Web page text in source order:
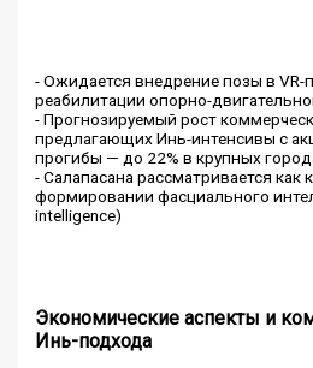
- Ожидается внедрение позы в
реабилитации опорно-
- Прогнозируемый рост
предлагающих Инь-интенсивы с
прогибы — до 22% в крупных
- Салапасана рассматривается как
формировании фасциального
intelligence)
Экономические аспекты и
Инь-подхода